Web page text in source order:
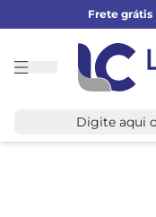
Frete grátis
Linha